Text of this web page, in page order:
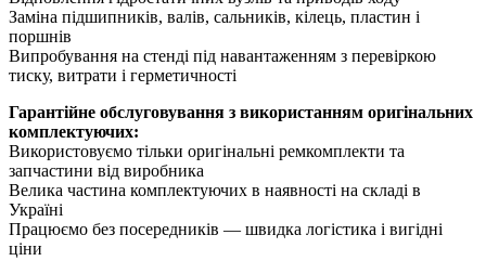
Заміна підшипників, валів, сальників, кілець, пластин і
поршнів
Випробування на стенді під навантаженням з перевіркою
тиску, витрати і герметичності
Гарантійне обслуговування з використанням оригінальних
комплектуючих:
Використовуємо тільки оригінальні ремкомплекти та
запчастини від виробника
Велика частина комплектуючих в наявності на складі в
Україні
Працюємо без посередників — швидка логістика і вигідні
ціни